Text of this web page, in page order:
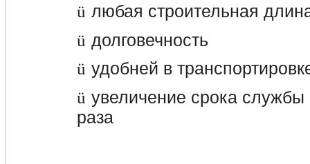
ü любая строительная
ü долговечность
ü удобней в
ü увеличение срока службы
раза